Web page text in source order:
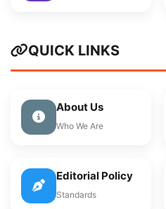
QUICK LINKS
About Us
Who We Are
Editorial Policy
Standards